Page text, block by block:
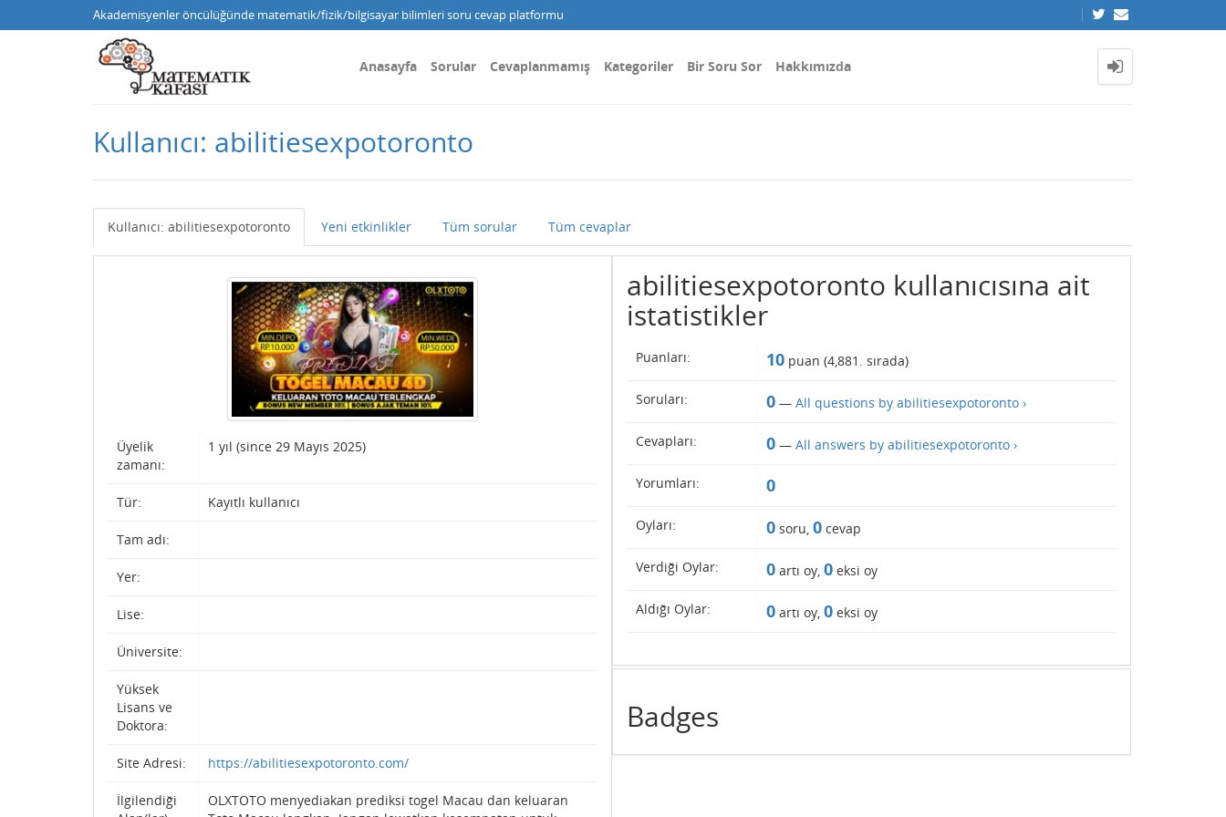
Akademisyenler öncülüğünde matematik/fizik/bilgisayar bilimleri soru cevap platformu
Anasayfa Sorular Cevaplanmamış Kategoriler Bir Soru Sor Hakkımızda
Kullanıcı: abilitiesexpotoronto
Kullanıcı: abilitiesexpotoronto Yeni etkinlikler Tüm sorular Tüm cevaplar
Üyelik
zamanı:
1 yıl (since 29 Mayıs 2025)
Tür: Kayıtlı kullanıcı
Tam adı:
Yer:
Lise:
Üniversite:
Yüksek
Lisans ve
Doktora:
Site Adresi: https://abilitiesexpotoronto.com/
İlgilendiği
OLXTOTO menyediakan prediksi togel Macau dan keluaran
abilitiesexpotoronto kullanıcısına ait
istatistikler
Puanları: 10puan (4,881 . sırada)
Soruları: 0— All questions by abilitiesexpotoronto ›
Cevapları: 0— All answers by abilitiesexpotoronto ›
Yorumları: 0
Oyları: 0soru, 0cevap
Verdiği Oylar: 0artı oy, 0eksi oy
Aldığı Oylar: 0artı oy, 0eksi oy
Badges